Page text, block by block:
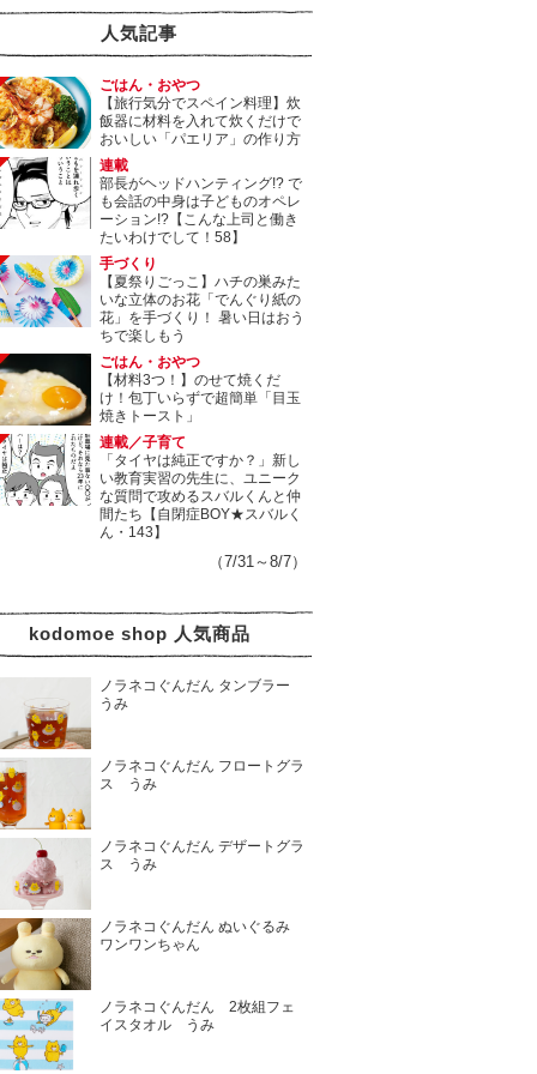
人気記事
ごはん・おやつ
【旅行気分でスペイン料理】炊
飯器に材料を入れて炊くだけで
おいしい「パエリア」の作り方
連載
部長がヘッドハンティング!? で
も会話の中身は子どものオペレ
ーション!?【こんな上司と働き
たいわけでして！58】
手づくり
【夏祭りごっこ】ハチの巣みた
いな立体のお花「でんぐり紙の
花」を手づくり！ 暑い日はおう
ちで楽しもう
ごはん・おやつ
【材料3つ！】のせて焼くだ
け！包丁いらずで超簡単「目玉
焼きトースト」
連載／子育て
「タイヤは純正ですか？」新し
い教育実習の先生に、ユニーク
な質問で攻めるスバルくんと仲
間たち【自閉症BOY★スバルく
ん・143】
（7/31～8/7）
kodomoe shop 人気商品
ノラネコぐんだん タンブラー
うみ
ノラネコぐんだん フロートグラ
ス うみ
ノラネコぐんだん デザートグラ
ス うみ
ノラネコぐんだん ぬいぐるみ
ワンワンちゃん
ノラネコぐんだん 2枚組フェ
イスタオル うみ